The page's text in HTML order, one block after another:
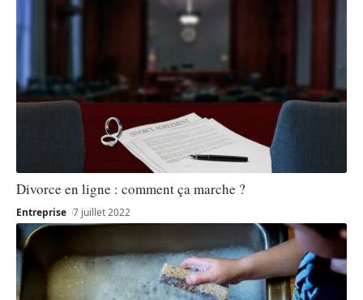
Divorce en ligne : comment ça marche ?
Entreprise 7 juillet 2022